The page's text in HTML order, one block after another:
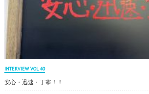
INTERVIEW VOL 40
安心・迅速・丁寧！！